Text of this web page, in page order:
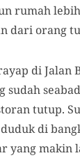
rumah
dari orang
di Jalan
sudah
tutup.
di
yang makin